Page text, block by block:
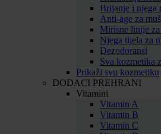
Brijanje i njega
Anti-age za
Mirisne linije za
Njega tijela za
Dezodoransi
Sva kozmetika
Prikaži svu kozmetiku
DODACI PREHRANI
Vitamini
Vitamin A
Vitamin B
Vitamin C